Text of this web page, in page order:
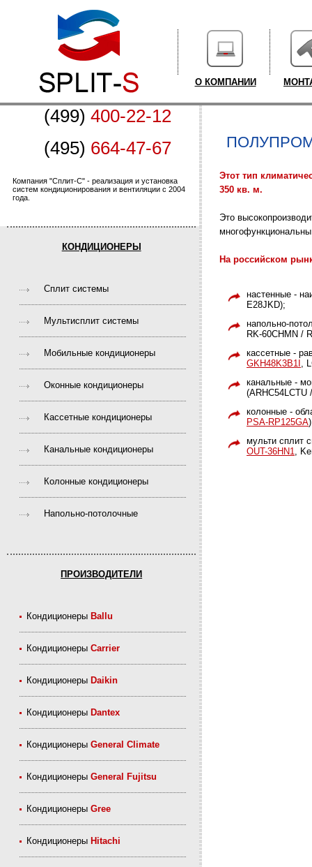
О КОМПАНИИ
(499) 400-22-12
(495) 664-47-67
Компания "Сплит-С" - реализация и установка
систем кондиционирования и вентиляции с 2004
года.
КОНДИЦИОНЕРЫ
Cплит системы
Мультисплит системы
Мобильные кондиционеры
Оконные кондиционеры
Кассетные кондиционеры
Канальные кондиционеры
Колонные кондиционеры
Напольно-потолочные
ПРОИЗВОДИТЕЛИ
Кондиционеры Ballu
КондиционерыCarrier
Кондиционеры Daikin
Кондиционеры Dantex
КондиционерыGeneral Climate
КондиционерыGeneral Fujitsu
КондиционерыGree
Кондиционеры Hitachi
Этот тип
350 кв. м.
Это
На российском
настенные -
E28JKD);
напольно-
RK-60CHMN /
кассетные -
GKH48K3B1I ,
канальные -
(ARHC54LCTU
колонные -
PSA-RP125GA
мульти сплит
OUT-36HN1,